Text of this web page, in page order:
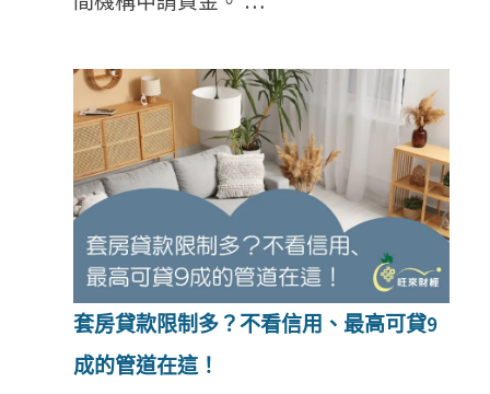
套房貸款限制多？不看信用、最高可貸9
成的管道在這！